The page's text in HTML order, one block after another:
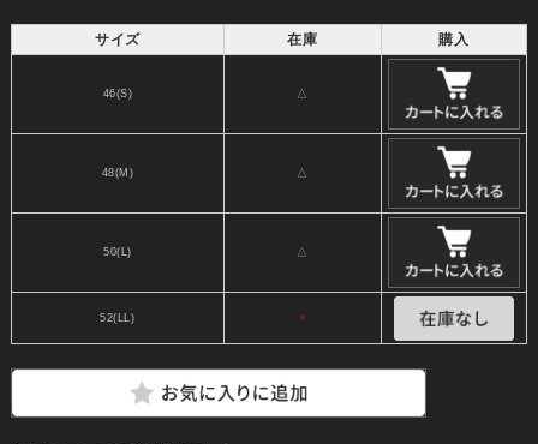
サイズ 在庫 購入
46(S) △
48(M) △
50(L) △
52(LL) ×